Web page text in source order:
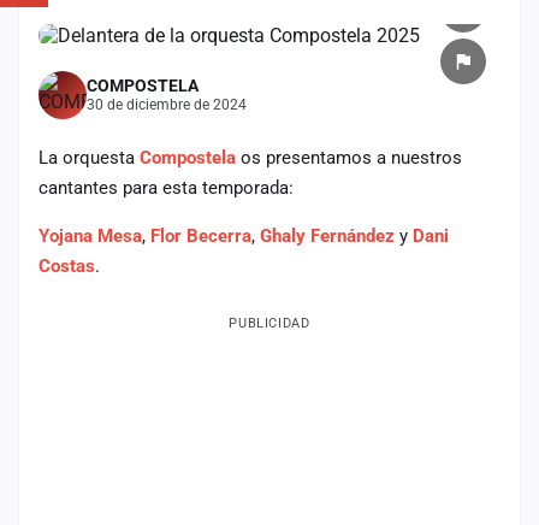
COMPOSTELA
30 de diciembre de 2024
La orquesta Compostela os presentamos a nuestros
cantantes para esta temporada:
Yojana Mesa, Flor Becerra, Ghaly Fernández y Dani
Costas.
PUBLICIDAD
Inicio
Noticias
Formaciones
Mapa
de